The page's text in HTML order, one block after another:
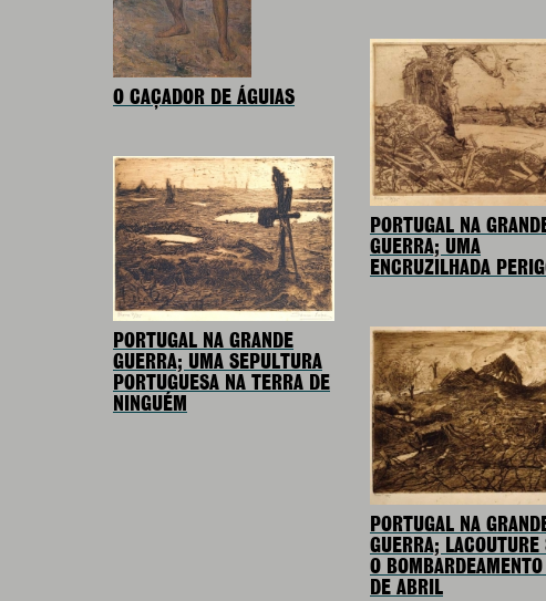
O CAÇADOR DE ÁGUIAS
PORTUGAL NA
GUERRA; UMA
ENCRUZILHADA
PORTUGAL NA GRANDE
GUERRA; UMA SEPULTURA
PORTUGUESA NA TERRA DE
NINGUÉM
PORTUGAL NA
GUERRA; LACOUTURE
O
DE ABRIL